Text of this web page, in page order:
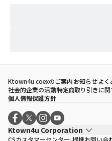
Ktown4u coexのご案内お知らせよ
社会的企業の活動特定商取り引きに
個人情報保護方針
Ktown4u Corporation